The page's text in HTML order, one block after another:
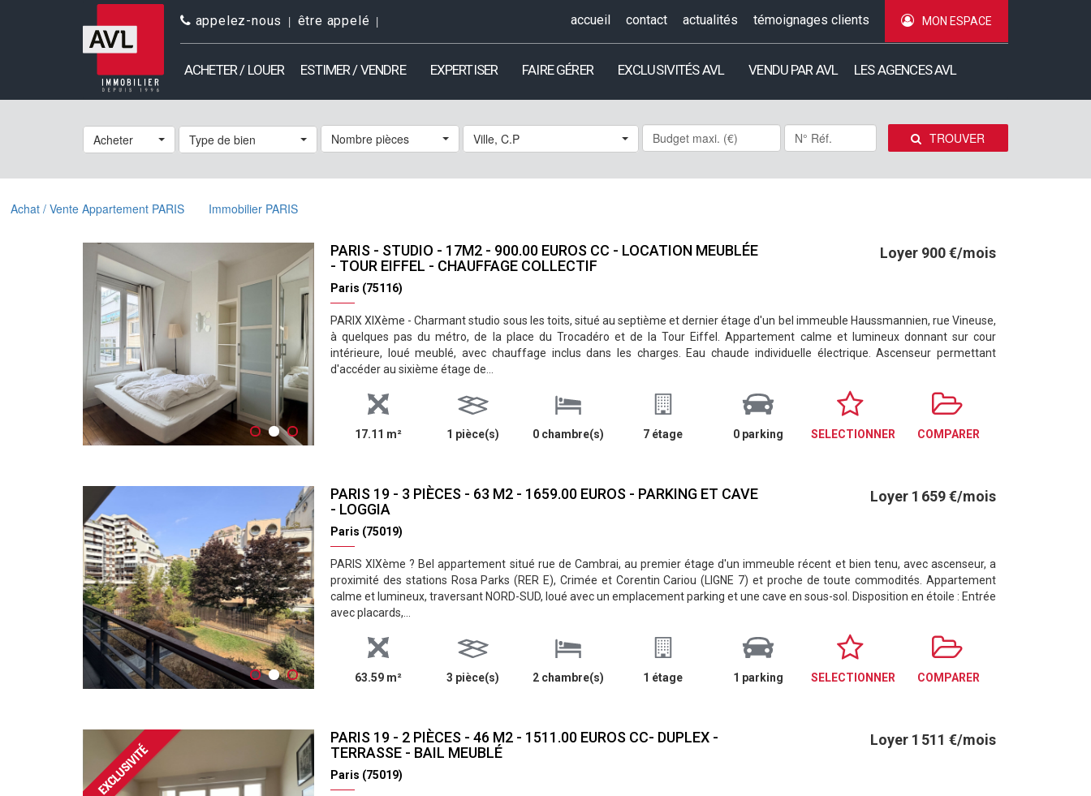
appelez-nous être appelé accueil contact actualités témoignages clients MON ESPACE
ACHETER / LOUER ESTIMER / VENDRE EXPERTISER FAIRE GÉRER EXCLUSIVITÉS AVL VENDU PAR AVL LES AGENCES AVL
Acheter Type de bien Nombre pièces Ville, C.P TROUVER
Achat / Vente Appartement PARIS Immobilier PARIS
PARIS - STUDIO - 17M2 - 900.00 EUROS CC - LOCATION MEUBLÉE
- TOUR EIFFEL - CHAUFFAGE COLLECTIF
Paris (75116)
Loyer 900 €/mois
PARIX XIXème - Charmant studio sous les toits, situé au septième et dernier étage d'un bel immeuble Haussmannien, rue Vineuse,
à quelques pas du métro, de la place du Trocadéro et de la Tour Eiffel. Appartement calme et lumineux donnant sur cour
intérieure, loué meublé, avec chauffage inclus dans les charges. Eau chaude individuelle électrique. Ascenseur permettant
d'accéder au sixième étage de...
17.11 m² 1 pièce(s) 0 chambre(s) 7 étage 0 parking SELECTIONNER COMPARER
PARIS 19 - 3 PIÈCES - 63 M2 - 1659.00 EUROS - PARKING ET CAVE
- LOGGIA
Paris (75019)
Loyer 1 659 €/mois
PARIS XIXème ? Bel appartement situé rue de Cambrai, au premier étage d'un immeuble récent et bien tenu, avec ascenseur, a
proximité des stations Rosa Parks (RER E), Crimée et Corentin Cariou (LIGNE 7) et proche de toute commodités. Appartement
calme et lumineux, traversant NORD-SUD, loué avec un emplacement parking et une cave en sous-sol. Disposition en étoile : Entrée
avec placards,...
63.59 m² 3 pièce(s) 2 chambre(s) 1 étage 1 parking SELECTIONNER COMPARER
PARIS 19 - 2 PIÈCES - 46 M2 - 1511.00 EUROS CC- DUPLEX -
TERRASSE - BAIL MEUBLÉ
Paris (75019)
Loyer 1 511 €/mois